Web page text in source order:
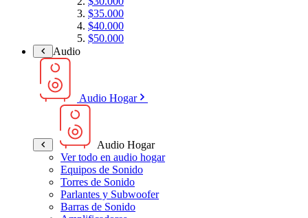
$35.000
$40.000
$50.000
Audio
Audio Hogar
Audio Hogar
Ver todo en audio hogar
Equipos de Sonido
Torres de Sonido
Parlantes y Subwoofer
Barras de Sonido